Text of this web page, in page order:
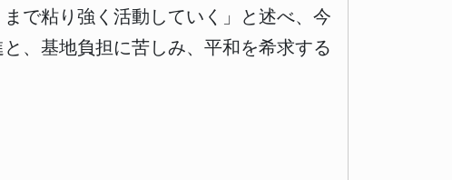
で粘り強く活動していく」と述べ、今
、基地負担に苦しみ、平和を希求する